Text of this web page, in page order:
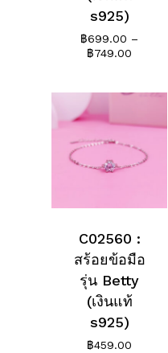
s925)
฿699.00 –
฿749.00
through
C02560 :
สร้อยข้อมือ
รุ่น Betty
(เงินแท้
s925)
฿459.00